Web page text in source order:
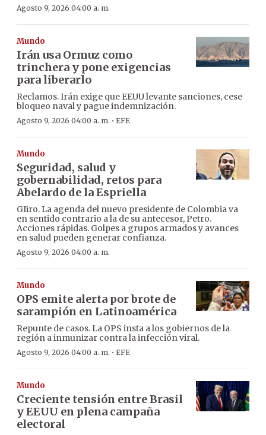
Agosto 9, 2026 04:00 a. m.
Mundo
Irán usa Ormuz como
trinchera y pone exigencias
para liberarlo
Reclamos. Irán exige que EEUU levante sanciones, cese
bloqueo naval y pague indemnización.
Agosto 9, 2026 04:00 a. m. · EFE
Mundo
Seguridad, salud y
gobernabilidad, retos para
Abelardo de la Espriella
GIiro. La agenda del nuevo presidente de Colombia va
en sentido contrario a la de su antecesor, Petro.
Acciones rápidas. Golpes a grupos armados y avances
en salud pueden generar confianza.
Agosto 9, 2026 04:00 a. m.
Mundo
OPS emite alerta por brote de
sarampión en Latinoamérica
Repunte de casos. La OPS insta a los gobiernos de la
región a inmunizar contra la infección viral.
Agosto 9, 2026 04:00 a. m. · EFE
Mundo
Creciente tensión entre Brasil
y EEUU en plena campaña
electoral